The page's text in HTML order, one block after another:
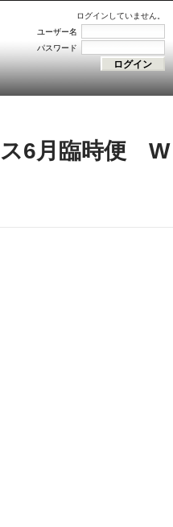
ログインしていません。
ユーザー名
パスワード
6月臨時便 W